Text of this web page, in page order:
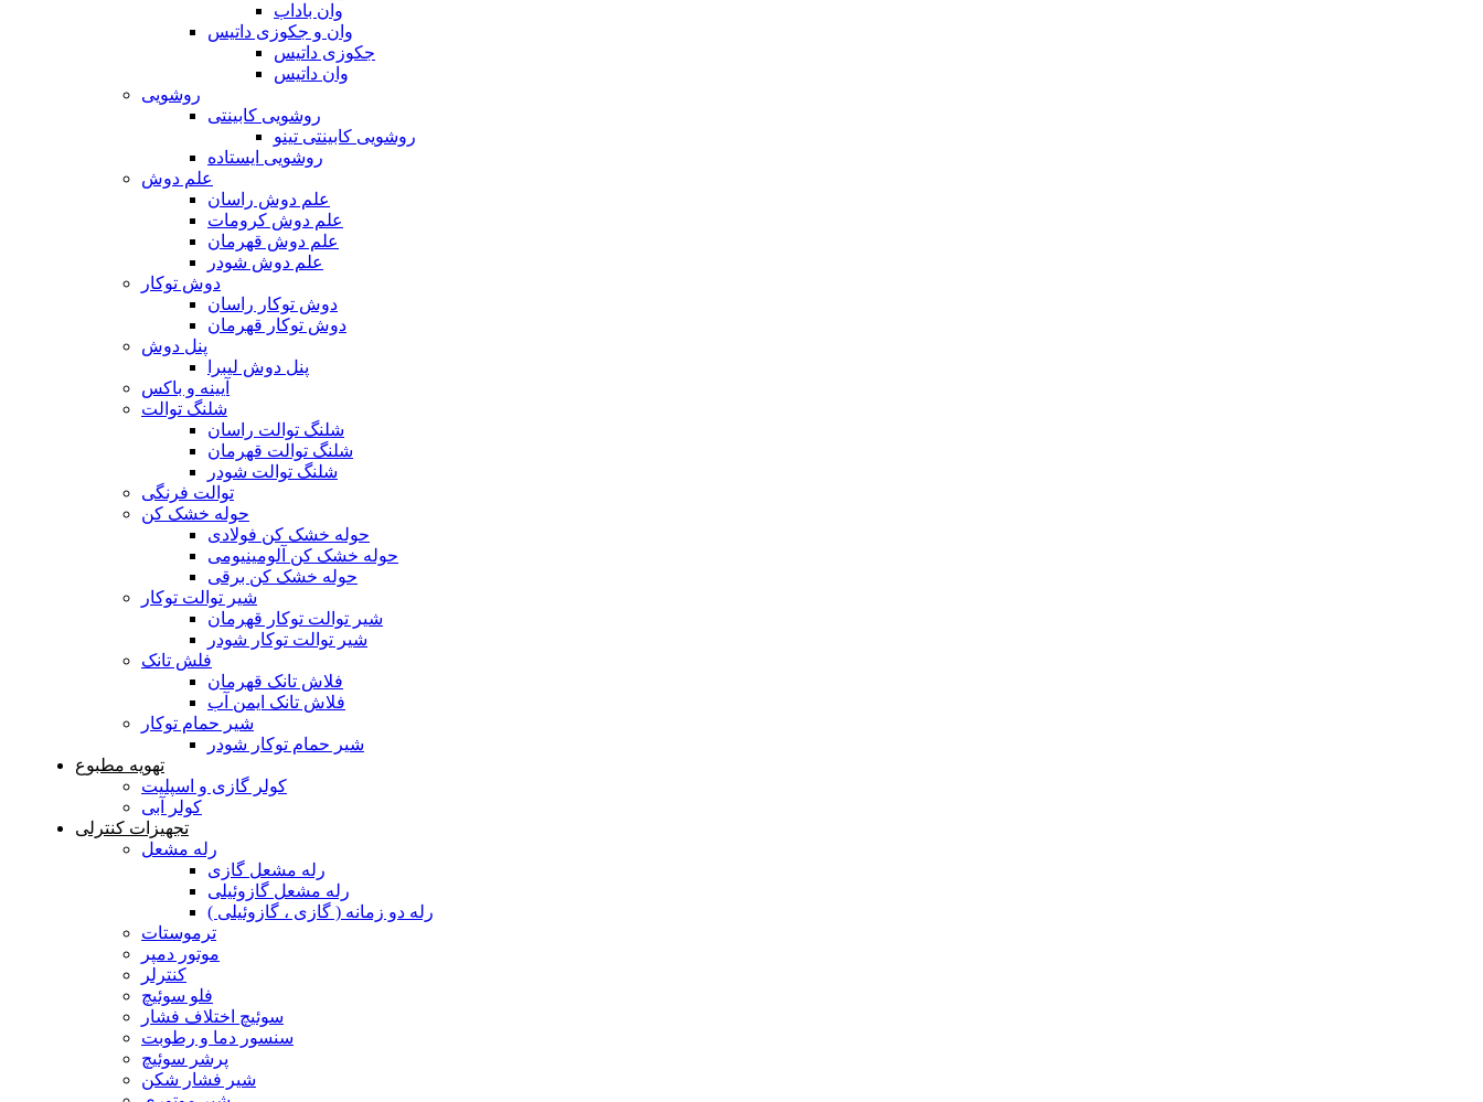
وان باداب
وان و جکوزی داتیس
جکوزی داتیس
وان داتیس
روشویی
روشویی کابینتی
روشویی کابینتی تینو
روشویی‌ ایستاده
علم دوش
علم دوش راسان
علم دوش کرومات
علم دوش قهرمان
علم دوش شودر
دوش توکار
دوش توکار راسان
دوش توکار قهرمان
پنل دوش
پنل دوش لیبرا
آیینه و باکس
شلنگ توالت
شلنگ توالت راسان
شلنگ توالت قهرمان
شلنگ توالت شودر
توالت فرنگی
حوله خشک کن
حوله خشک کن فولادی
حوله خشک کن آلومینیومی
حوله خشک کن برقی
شیر توالت توکار
شیر توالت توکار قهرمان
شیر توالت توکار شودر
فلش تانک
فلاش تانک قهرمان
فلاش تانک ایمن آب
شیر حمام توکار
شیر حمام توکار شودر
تهویه مطبوع
کولر گازی و اسپلیت
کولر آبی
تجهیزات کنترلی
رله مشعل
رله مشعل گازی
رله مشعل گازوئیلی
رله دو زمانه ( گازی ، گازوئیلی )
ترموستات
موتور دمپر
کنترلر
فلو سوئیچ
سوئیچ اختلاف فشار
سنسور دما و رطوبت
پرشر سوئیچ
شیر فشار شکن